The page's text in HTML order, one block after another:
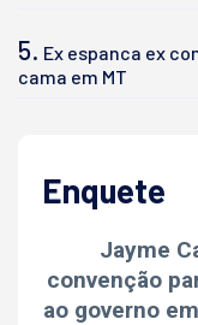
5. Ex espanca ex
cama em MT
Enquete
Jayme
convenção
ao governo